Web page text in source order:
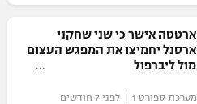
ארטטה אישר כי שני שחקני
ארסנל יחמיצו את המפגש העצום
מול ליברפול
מערכת ספורט 1 | לפני 7 חודשים